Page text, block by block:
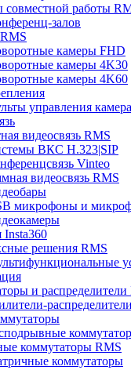
совместной работы
залов
камеры FHD
камеры 4K30
камеры 4K60
управления
видеосвязь RMS
ВКС H.323|SIP
Vinteo
видеосвязь RMS
микрофоны и
решения RMS
и распределители
распределители
коммутаторы RMS
коммутаторы